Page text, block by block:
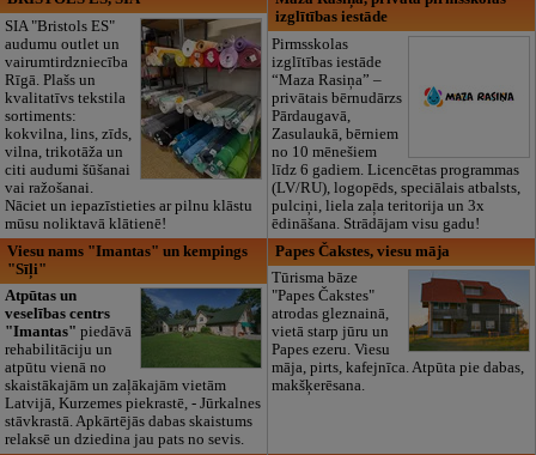
SIA "Bristols ES"
audumu outlet un
vairumtirdzniecība
Rīgā. Plašs un
kvalitatīvs tekstila
sortiments:
kokvilna, lins, zīds,
vilna, trikotāža un
citi audumi šūšanai
vai ražošanai.
Nāciet un iepazīstieties ar pilnu klāstu
mūsu noliktavā klātienē!
izglītības iestāde
Pirmsskolas
izglītības iestāde
“Maza Rasiņa” –
privātais bērnudārzs
Pārdaugavā,
Zasulaukā, bērniem
no 10 mēnešiem
līdz 6 gadiem. Licencētas programmas
(LV/RU), logopēds, speciālais atbalsts,
pulciņi, liela zaļa teritorija un 3x
ēdināšana. Strādājam visu gadu!
Viesu nams "Imantas" un kempings
"Sīļi"
Atpūtas un
veselības centrs
"Imantas" piedāvā
rehabilitāciju un
atpūtu vienā no
skaistākajām un zaļākajām vietām
Latvijā, Kurzemes piekrastē, - Jūrkalnes
stāvkrastā. Apkārtējās dabas skaistums
relaksē un dziedina jau pats no sevis.
Papes Čakstes, viesu māja
Tūrisma bāze
"Papes Čakstes"
atrodas gleznainā,
vietā starp jūru un
Papes ezeru. Viesu
māja, pirts, kafejnīca. Atpūta pie dabas,
makšķerēsana.